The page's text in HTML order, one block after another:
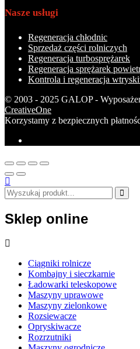
Nasze usługi
Regeneracja chłodnic
Sprzedaż części rolniczych
Regeneracja turbosprężarek
Regeneracja sprężarek
Kontrola i regeneracja
© 2003 - 2025 GALOP -
CreativeOne
Korzystamy z bezpiecznych
Sklep online
Ciągniki rolnicze
Kombajny i sieczkarnie
Ładowarki teleskopowe
Maszyny uprawowe
Maszyny zielonkowe
Rozsiewacze
Opryskiwacze
Rozrzutniki